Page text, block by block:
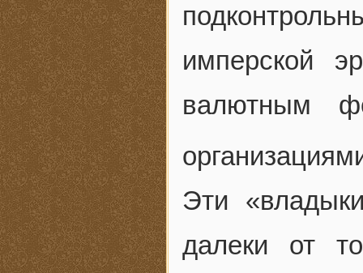
имперской
валютным
Эти
далеки от